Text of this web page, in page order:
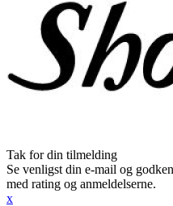
Tak for din tilmelding
Se venligst din e-mail og
med rating og anmeldelserne.
x